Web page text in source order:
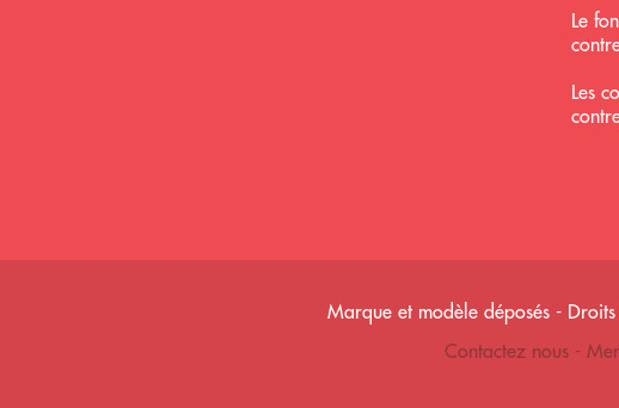
Le
Les
Marque et modèle déposés -
Contactez nous -